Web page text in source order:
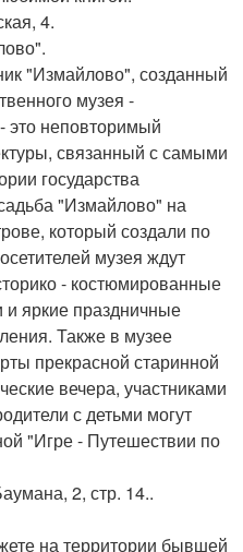
4.
"Измайлово", созданный
музея -
это неповторимый
связанный с самыми
государства
"Измайлово" на
который создали по
музея ждут
- костюмированные
и яркие праздничные
Также в музее
прекрасной старинной
вечера, участниками
с детьми могут
"Игре - Путешествии по
2, стр. 14..
на территории бывшей